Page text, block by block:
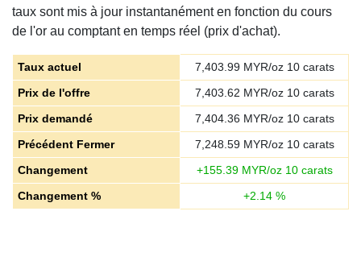
taux sont mis à jour instantanément en fonction du cours
de l'or au comptant en temps réel (prix d'achat).
Taux actuel 7,403.99MYR/oz 10 carats
Prix de l'offre
7,403.62 MYR/oz 10 carats
Prix demandé
7,404.36 MYR/oz 10 carats
Précédent Fermer
7,248.59MYR/oz 10 carats
Changement
+155.39MYR/oz 10 carats
Changement %
+2.14 %